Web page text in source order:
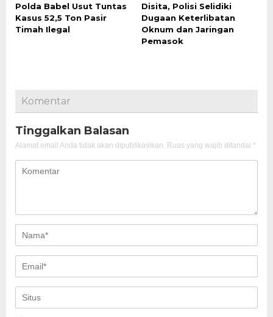
Polda Babel Usut Tuntas
Kasus 52,5 Ton Pasir
Timah Ilegal
Disita, Polisi Selidiki
Dugaan Keterlibatan
Oknum dan Jaringan
Pemasok
Komentar
Tinggalkan Balasan
Alamat email Anda tidak akan dipublikasikan. Ruas yang wajib ditandai *